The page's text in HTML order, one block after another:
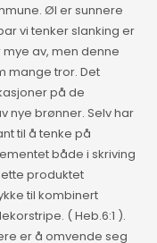
Øl er sunnere
vi tenker slanking er
av, men denne
mange tror. Det
på de
nye brønner. Selv har
til å tenke på
både i skriving
produktet
til kombinert
( Heb.6:1 ).
er å omvende seg